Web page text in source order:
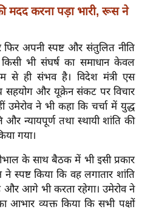
मदद करना पड़ा भारी, रूस ने
अपनी स्पष्ट और संतुलित नीति
भी संघर्ष का समाधान केवल
से ही संभव है। विदेश मंत्री एस
सहयोग और यूक्रेन संकट पर विचार
उमेरोव ने भी कहा कि चर्चा में युद्ध
और न्यायपूर्ण तथा स्थायी शांति की
गया।
के साथ बैठक में भी इसी प्रकार
ने स्पष्ट किया कि वह लगातार शांति
और आगे भी करता रहेगा। उमेरोव ने
व्यक्त किया कि सभी पक्षों